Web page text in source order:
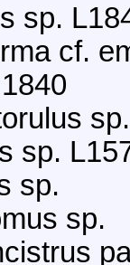
sp.
cf.
sp.
sp.
sp.
sp.